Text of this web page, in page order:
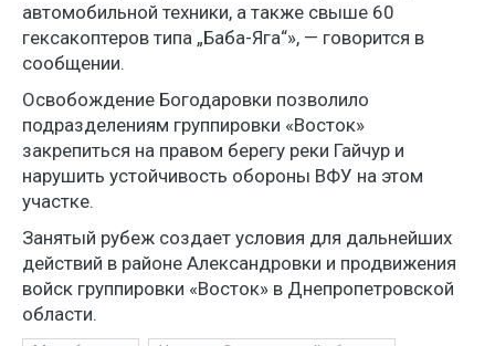
автомобильной техники, а также свыше 60
гексакоптеров типа „Баба-Яга“», — говорится в
сообщении.
Освобождение Богодаровки позволило
подразделениям группировки «Восток»
закрепиться на правом берегу реки Гайчур и
нарушить устойчивость обороны ВФУ на этом
участке.
Занятый рубеж создает условия для дальнейших
действий в районе Александровки и продвижения
войск группировки «Восток» в Днепропетровской
области.